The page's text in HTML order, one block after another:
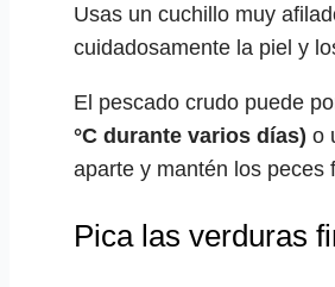
Usas un cuchillo muy
cuidadosamente la piel y
El pescado crudo puede
°C durante varios días) o
aparte y mantén los peces
Pica las verduras